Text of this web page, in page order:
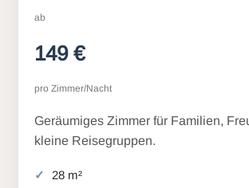
ab
149 €
pro Zimmer/Nacht
Geräumiges Zimmer für Familien,
kleine Reisegruppen.
28 m²